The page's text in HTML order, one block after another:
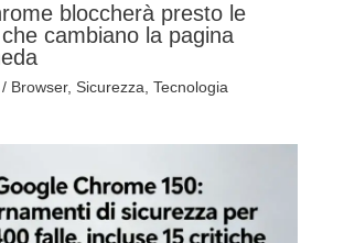
bloccherà presto le
cambiano la pagina
/ Browser, Sicurezza, Tecnologia